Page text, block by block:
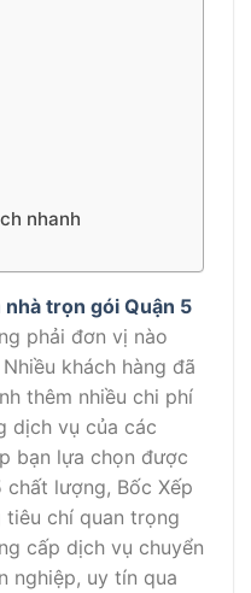
nhanh
trọn gói Quận 5
phải đơn vị nào
khách hàng đã
thêm nhiều chi phí
dịch vụ của các
bạn lựa chọn được
chất lượng, Bốc Xếp
tiêu chí quan trọng
cấp dịch vụ chuyển
nghiệp, uy tín qua